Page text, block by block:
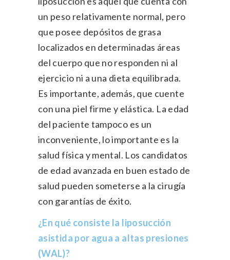
un peso relativamente normal, pero
que posee depósitos de grasa
localizados en determinadas áreas
del cuerpo que no responden ni al
ejercicio ni a una dieta equilibrada.
Es importante, además, que cuente
con una piel firme y elástica. La edad
del paciente tampoco es un
inconveniente, lo importante es la
salud física y mental. Los candidatos
de edad avanzada en buen estado de
salud pueden someterse a la cirugía
con garantías de éxito.
¿En qué consiste la liposucción
asistida por agua a altas presiones
(WAL)?